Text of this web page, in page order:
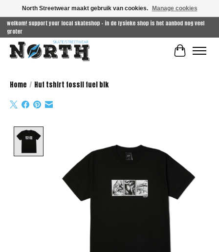
welkom! support your local skateshop - in de fysieke shop is het aanbod nog veel
groter
Home / Huf tshirt fossil fuel blk
North Streetwear maakt gebruik van cookies. Manage cookies